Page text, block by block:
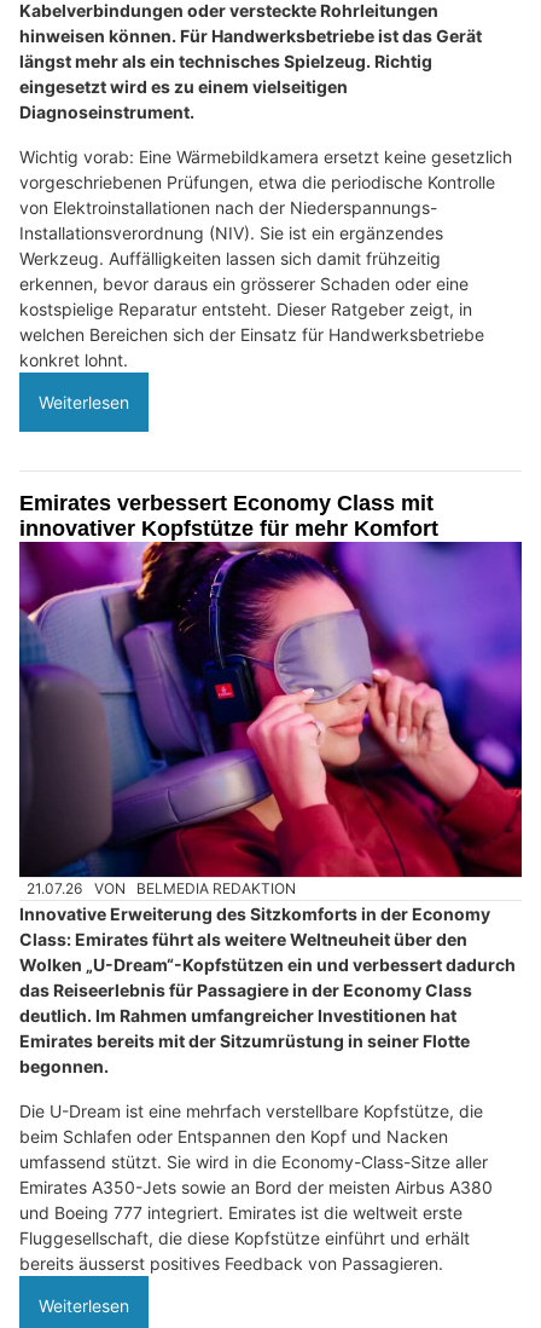
Kabelverbindungen oder versteckte Rohrleitungen
hinweisen können. Für Handwerksbetriebe ist das Gerät
längst mehr als ein technisches Spielzeug. Richtig
eingesetzt wird es zu einem vielseitigen
Diagnoseinstrument.
Wichtig vorab: Eine Wärmebildkamera ersetzt keine gesetzlich
vorgeschriebenen Prüfungen, etwa die periodische Kontrolle
von Elektroinstallationen nach der Niederspannungs-
Installationsverordnung (NIV). Sie ist ein ergänzendes
Werkzeug. Auffälligkeiten lassen sich damit frühzeitig
erkennen, bevor daraus ein grösserer Schaden oder eine
kostspielige Reparatur entsteht. Dieser Ratgeber zeigt, in
welchen Bereichen sich der Einsatz für Handwerksbetriebe
konkret lohnt.
Weiterlesen
Emirates verbessert Economy Class mit
innovativer Kopfstütze für mehr Komfort
21.07.26 VON BELMEDIA REDAKTION
Innovative Erweiterung des Sitzkomforts in der Economy
Class: Emirates führt als weitere Weltneuheit über den
Wolken „U-Dream“-Kopfstützen ein und verbessert dadurch
das Reiseerlebnis für Passagiere in der Economy Class
deutlich. Im Rahmen umfangreicher Investitionen hat
Emirates bereits mit der Sitzumrüstung in seiner Flotte
begonnen.
Die U-Dream ist eine mehrfach verstellbare Kopfstütze, die
beim Schlafen oder Entspannen den Kopf und Nacken
umfassend stützt. Sie wird in die Economy-Class-Sitze aller
Emirates A350-Jets sowie an Bord der meisten Airbus A380
und Boeing 777 integriert. Emirates ist die weltweit erste
Fluggesellschaft, die diese Kopfstütze einführt und erhält
bereits äusserst positives Feedback von Passagieren.
Weiterlesen